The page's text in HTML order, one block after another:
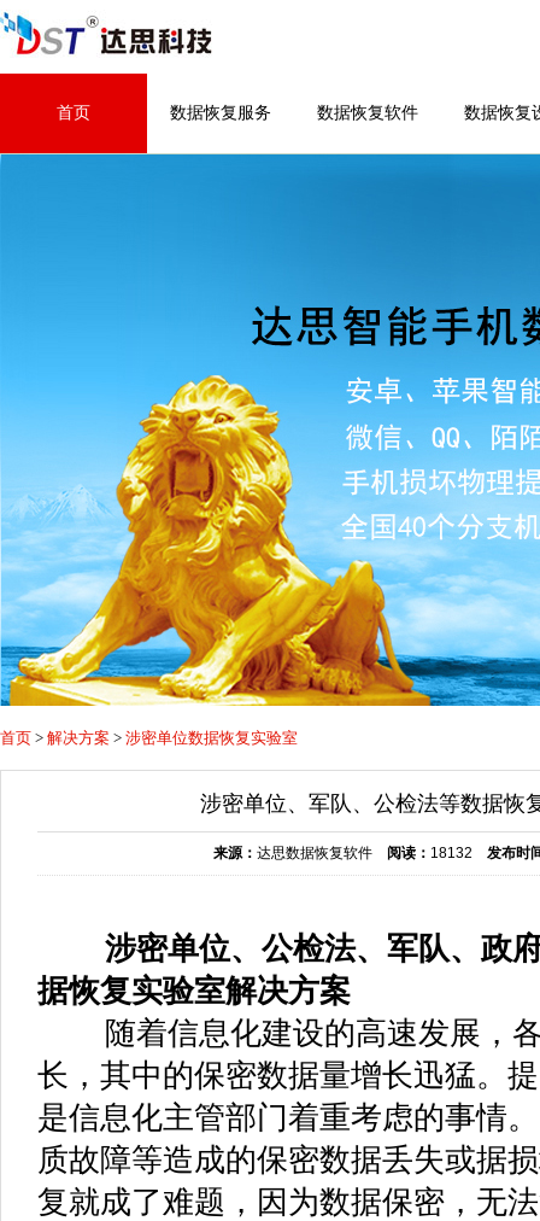
首页 数据恢复服务 数据恢复软件 数据恢复
首页 > 解决方案 > 涉密单位数据恢复实验室
涉密单位、军队、公检法等数据恢
来源： 达思数据恢复软件 阅读： 18132 发布时
涉密单位、公检法、军队、政府
据恢复实验室解决方案
随着信息化建设的高速发展，各
长，其中的保密数据量增长迅猛。
是信息化主管部门着重考虑的事情
质故障等造成的保密数据丢失或据
复就成了难题，因为数据保密，无